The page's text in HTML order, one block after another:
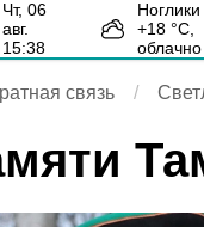
чт, 06
авг.
15:38
Ноглики
+18°С,
облачно
связь